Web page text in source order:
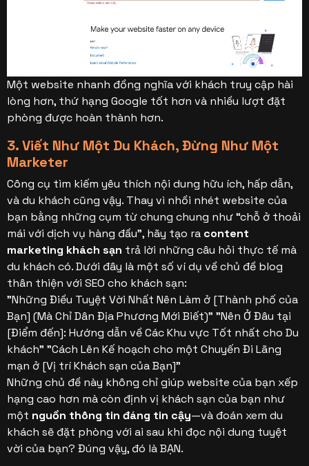
Một website nhanh đồng nghĩa với khách truy cập hài
lòng hơn, thứ hạng Google tốt hơn và nhiều lượt đặt
phòng được hoàn thành hơn.
3. Viết Như Một Du Khách, Đừng Như Một
Marketer
Công cụ tìm kiếm yêu thích nội dung hữu ích, hấp dẫn,
và du khách cũng vậy. Thay vì nhồi nhét website của
bạn bằng những cụm từ chung chung như “chỗ ở thoải
mái với dịch vụ hàng đầu”, hãy tạo ra content
marketing khách sạn trả lời những câu hỏi thực tế mà
du khách có.Dưới đây là một số ví dụ về chủ đề blog
thân thiện với SEO cho khách sạn:
"Những Điều Tuyệt Vời Nhất Nên Làm ở [Thành phố của
Bạn] (Mà Chỉ Dân Địa Phương Mới Biết)" "Nên Ở Đâu tại
[Điểm đến]: Hướng dẫn về Các Khu vực Tốt nhất cho Du
khách" "Cách Lên Kế hoạch cho một Chuyến Đi Lãng
mạn ở [Vị trí Khách sạn của Bạn]"
Những chủ đề này không chỉ giúp website của bạn xếp
hạng cao hơn mà còn định vị khách sạn của bạn như
một nguồn thông tin đáng tin cậy—và đoán xem du
khách sẽ đặt phòng với ai sau khi đọc nội dung tuyệt
vời của bạn? Đúng vậy, đó là BẠN.